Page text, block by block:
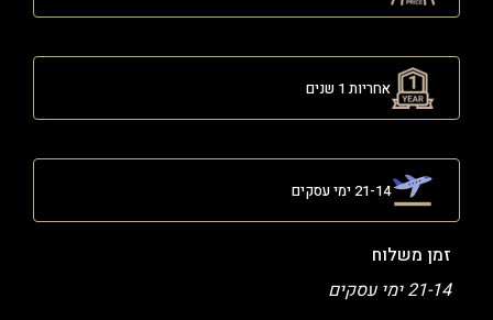
אחריות 1 שנים
21-14 ימי עסקים
זמן משלוח
21-14 ימי עסקים